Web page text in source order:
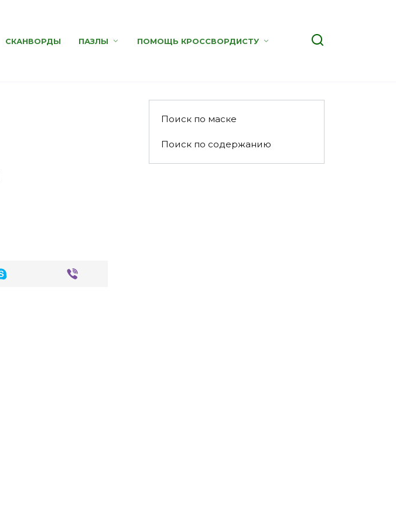
СКАНВОРДЫ ПАЗЛЫ ПОМОЩЬ КРОССВОРДИСТУ
Поиск по маске
Поиск по содержанию